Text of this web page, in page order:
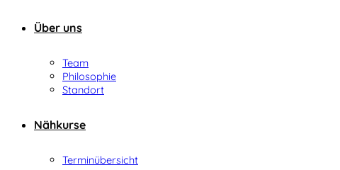
Über uns
Team
Philosophie
Standort
Nähkurse
Terminübersicht